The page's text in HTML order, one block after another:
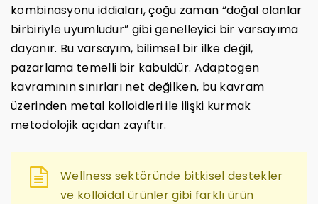
kombinasyonu iddiaları, çoğu zaman “doğal olanlar
birbiriyle uyumludur” gibi genelleyici bir varsayıma
dayanır. Bu varsayım, bilimsel bir ilke değil,
pazarlama temelli bir kabuldür. Adaptogen
kavramının sınırları net değilken, bu kavram
üzerinden metal kolloidleri ile ilişki kurmak
metodolojik açıdan zayıftır.
Wellness sektöründe bitkisel destekler
ve kolloidal ürünler gibi farklı ürün